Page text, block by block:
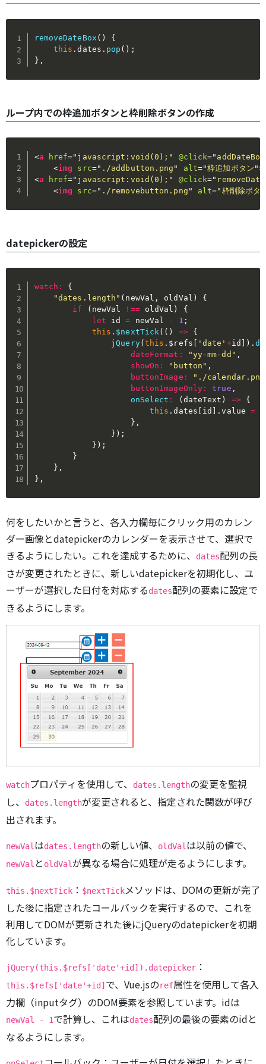
removeDateBox ( )
{
this .dates . pop ( ) ;
} ,
ループ内での枠追加ボタンと枠削除ボタンの作成
<a href=" javascript:void(0); " @click="
<img src=" ./addbutton.png " alt="枠追加ボタン ">
<a href=" javascript:void(0); " @click="
<img src=" ./removebutton.png " alt=" 枠削除ボタ
datepickerの設定
watch :
{
"dates.length" ( newVal , oldVal )
{
if
( newVal !== oldVal )
{
let id = newVal - 1 ;
this . $nextTick( ( ) =>
{
jQuery( this . $refs 'date' +id ) .
dateFormat : "yy-mm-dd" ,
showOn : "button" ,
buttonImage :
"./
buttonImageOnly : true ,
onSelect : ( dateText ) =>
{
this .dates id .value =
} ,
} ) ;
} ) ;
}
} ,
} ,
何をしたいかと言うと、各入力欄毎にクリック用のカレン
ダー画像とdatepickerのカレンダーを表示させて、選択で
きるようにしたい。これを達成するために、
dates配列の長
さが変更されたときに、新しいdatepickerを初期化し、ユ
ーザーが選択した日付を対応するdates配列の要素に設定で
きるようにします。
watchプロパティを使用して、 dates.lengthの変更を監視
し、
dates.lengthが変更されると、指定された関数が呼び
出されます。
newVal はdates.lengthの新しい値、 oldVal は以前の値で、
newVal と oldValが異なる場合に処理が走るようにします。
this.$nextTick ： $nextTickメソッドは、DOMの更新が完了
した後に指定されたコールバックを実行するので、これを
利用してDOMが更新された後にjQueryのdatepickerを初期
化しています。
jQuery(this.$refs['date'+id]).datepicker ：
this.$refs['date'+id] で、Vue.jsのref属性を使用して各入
力欄（inputタグ）のDOM要素を参照しています。idは
newVal - 1で計算し、これはdates配列の最後の要素のidと
なるようにします。